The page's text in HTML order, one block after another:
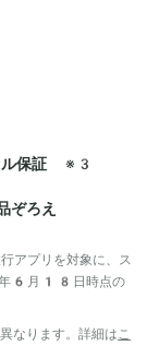
保証 ※3
ぞろえ
アプリを対象に、ス
年6月18日時点の
なります。詳細は こ